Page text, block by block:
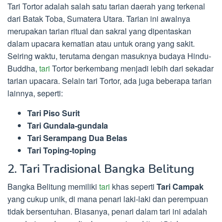
Tari Tortor adalah salah satu tarian daerah yang terkenal
dari Batak Toba, Sumatera Utara. Tarian ini awalnya
merupakan tarian ritual dan sakral yang dipentaskan
dalam upacara kematian atau untuk orang yang sakit.
Seiring waktu, terutama dengan masuknya budaya Hindu-
Buddha, tari Tortor berkembang menjadi lebih dari sekadar
tarian upacara. Selain tari Tortor, ada juga beberapa tarian
lainnya, seperti:
Tari Piso Surit
Tari Gundala-gundala
Tari Serampang Dua Belas
Tari Toping-toping
2. Tari Tradisional Bangka Belitung
Bangka Belitung memiliki tari khas seperti Tari Campak
yang cukup unik, di mana penari laki-laki dan perempuan
tidak bersentuhan. Biasanya, penari dalam tari ini adalah